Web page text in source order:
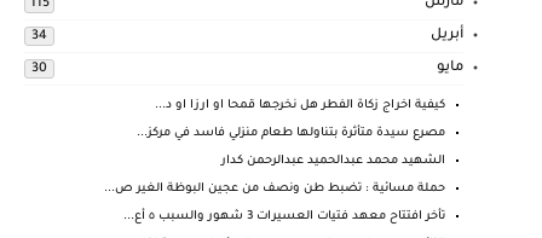
مارس 115
أبريل 34
مايو 30
كيفية اخراج زكاة الفطر هل نخرجها قمحا او ارزا او د...
مصرع سيدة متأثرة بتناولها طعام منزلي فاسد في مركز...
الشهيد محمد عبدالحميد عبدالرحمن كدار
حملة مسائية : تضبط طن ونصف من عجين البوظة الغير ص...
تأخر افتتاح معهد فتيات العسيرات 3 شهور والسبب ٥ أع...